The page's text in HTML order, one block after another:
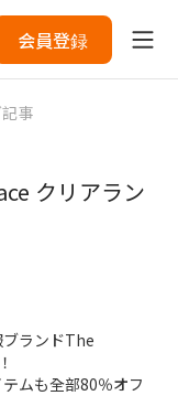
会員登録
事
クリアラン
ランドThe
ムも全部80％オフ